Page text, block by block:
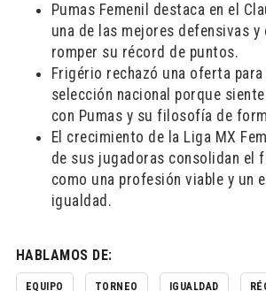
Pumas Femenil destaca en el
una de las mejores defensivas y
romper su récord de puntos.
Frigério rechazó una oferta
selección nacional porque
con Pumas y su filosofía de
El crecimiento de la Liga MX
de sus jugadoras consolidan el
como una profesión viable y un
igualdad.
HABLAMOS DE:
EQUIPO TORNEO IGUALDAD